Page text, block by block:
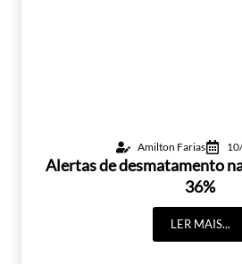
Amilton Farias
Alertas de desmatamento
36%
LER MAIS...